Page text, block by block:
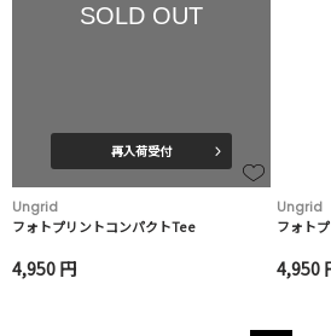
SOLD OUT
再入荷受付
Ungrid
フォトプリントコンパクトTee
4,950 円
Ungrid
フォト
4,950